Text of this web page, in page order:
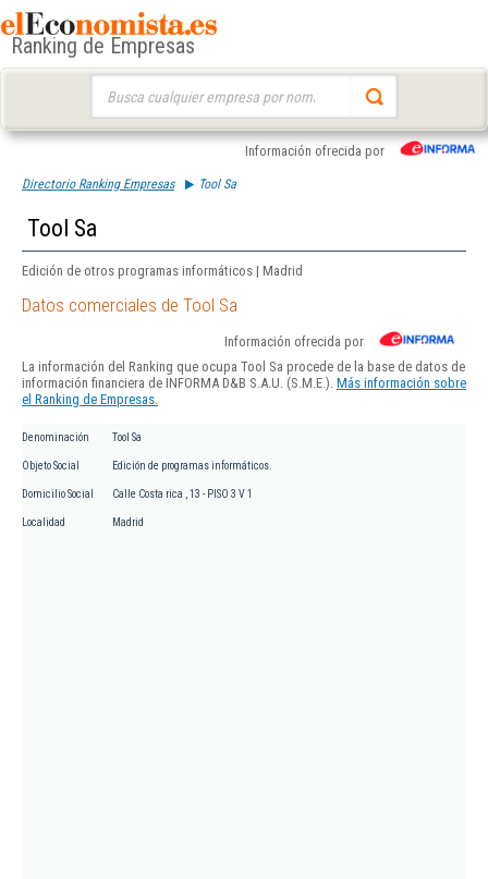
Ranking de Empresas
Información ofrecida por
Directorio Ranking Empresas Tool Sa
Tool Sa
Edición de otros programas informáticos | Madrid
Datos comerciales de Tool Sa
Información ofrecida por
La información del Ranking que ocupa Tool Sa procede de la base de datos de
información financiera de INFORMA D&B S.A.U. (S.M.E.). Más información sobre
el Ranking de Empresas.
Denominación Tool Sa
Objeto Social Edición de programas informáticos.
Domicilio Social Calle Costa rica , 13 - PISO 3 V 1
Localidad Madrid